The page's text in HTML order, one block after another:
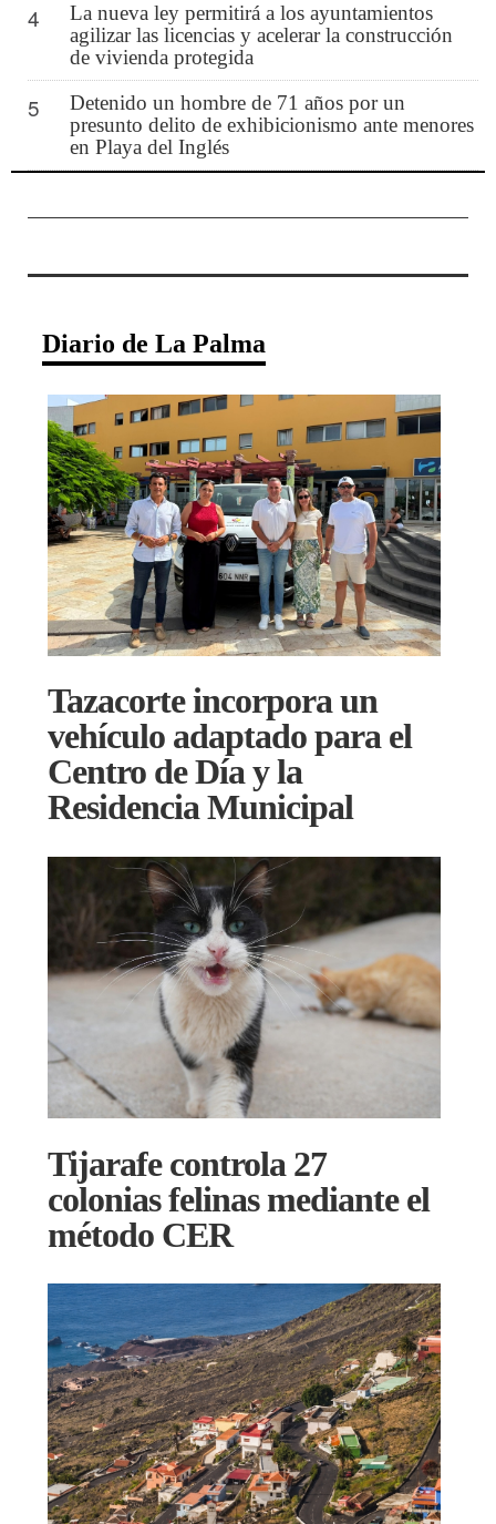
4
La nueva ley permitirá a los ayuntamientos
agilizar las licencias y acelerar la construcción
de vivienda protegida
5
Detenido un hombre de 71 años por un
presunto delito de exhibicionismo ante menores
en Playa del Inglés
Diario de La Palma
Tazacorte incorpora un
vehículo adaptado para el
Centro de Día y la
Residencia Municipal
Tijarafe controla 27
colonias felinas mediante el
método CER